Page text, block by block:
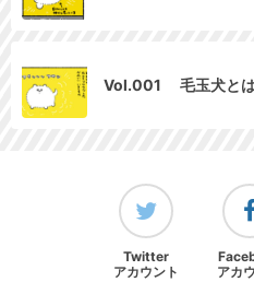
Vol.001 毛玉犬と
Twitter
アカウント
アカ